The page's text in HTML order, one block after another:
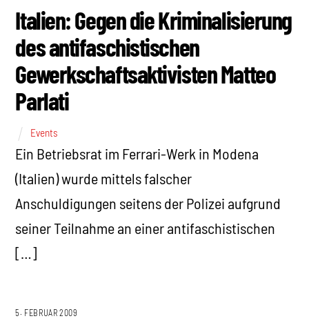
Italien: Gegen die Kriminalisierung
des antifaschistischen
Gewerkschaftsaktivisten Matteo
Parlati
Events
Ein Betriebsrat im Ferrari-Werk in Modena
(Italien) wurde mittels falscher
Anschuldigungen seitens der Polizei aufgrund
seiner Teilnahme an einer antifaschistischen
[…]
5. FEBRUAR 2009